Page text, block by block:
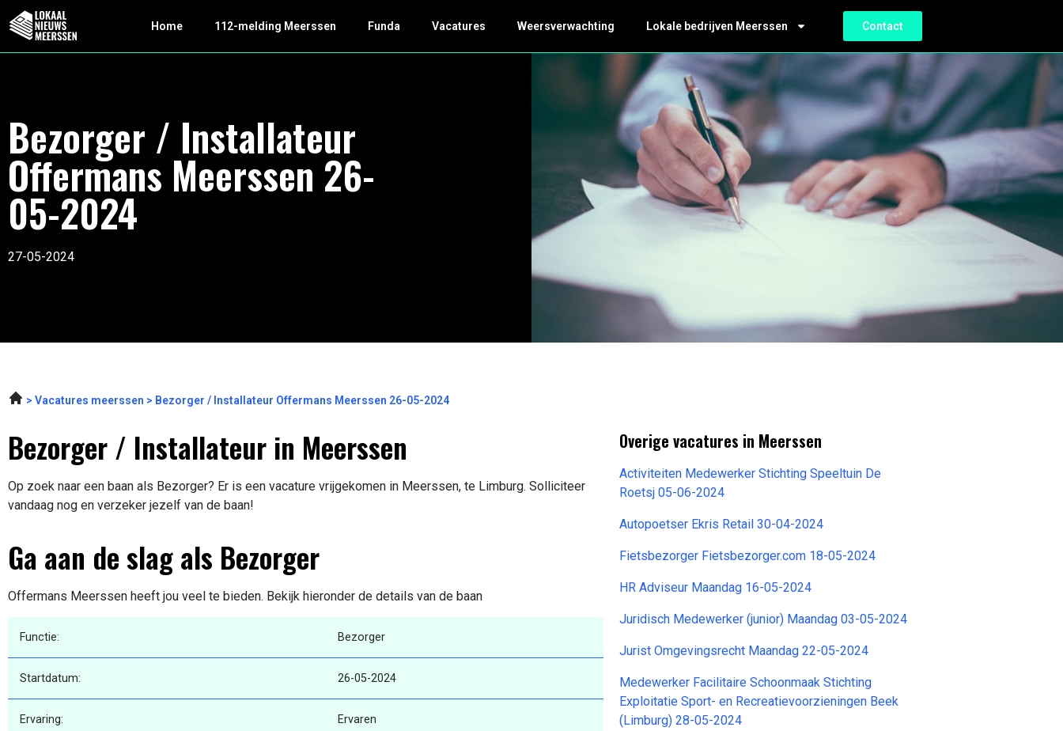
Home 112-melding Meerssen Funda Vacatures Weersverwachting Lokale bedrijven Meerssen Contact
Bezorger / Installateur
Offermans Meerssen 26-
05-2024
27-05-2024
Vacatures meerssen Bezorger / Installateur Offermans Meerssen 26-05-2024
Bezorger / Installateur in Meerssen
Op zoek naar een baan als Bezorger? Er is een vacature vrijgekomen in Meerssen, te Limburg. Solliciteer
vandaag nog en verzeker jezelf van de baan!
Ga aan de slag als Bezorger
Offermans Meerssen heeft jou veel te bieden. Bekijk hieronder de details van de baan
Functie: Bezorger
Startdatum: 26-05-2024
Ervaring: Ervaren
Overige vacatures in Meerssen
Activiteiten Medewerker Stichting Speeltuin De
Roetsj 05-06-2024
Autopoetser Ekris Retail 30-04-2024
Fietsbezorger Fietsbezorger.com 18-05-2024
HR Adviseur Maandag 16-05-2024
Juridisch Medewerker (junior) Maandag 03-05-2024
Jurist Omgevingsrecht Maandag 22-05-2024
Medewerker Facilitaire Schoonmaak Stichting
Exploitatie Sport- en Recreatievoorzieningen Beek
(Limburg) 28-05-2024